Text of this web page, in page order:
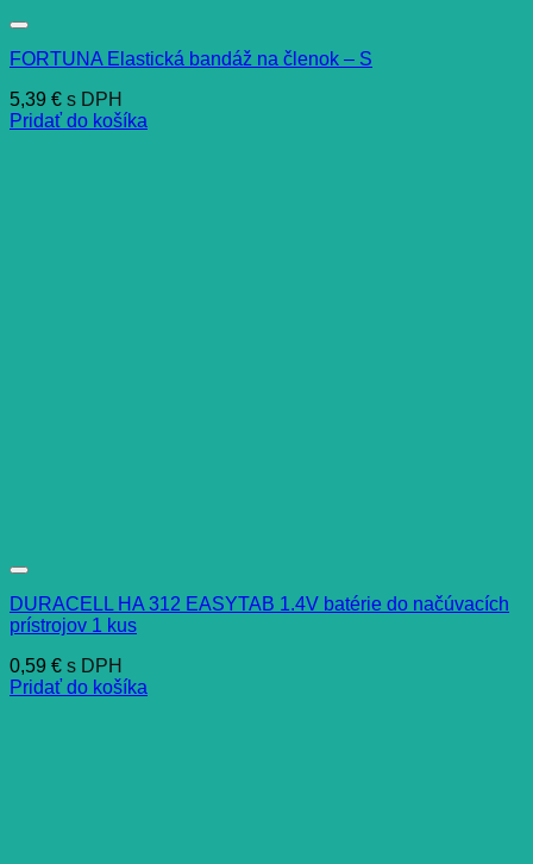
FORTUNA Elastická bandáž na členok – S
5,39 € s DPH
Pridať do košíka
DURACELL HA 312 EASYTAB 1.4V batérie do načúvacích
prístrojov 1 kus
0,59 € s DPH
Pridať do košíka